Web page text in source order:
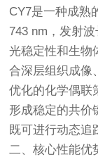
CY7是一种成熟
743 nm，发射
光稳定性和生物
合深层组织成像
优化的化学偶联
形成稳定的共价
既可进行动态追
二、核心性能优